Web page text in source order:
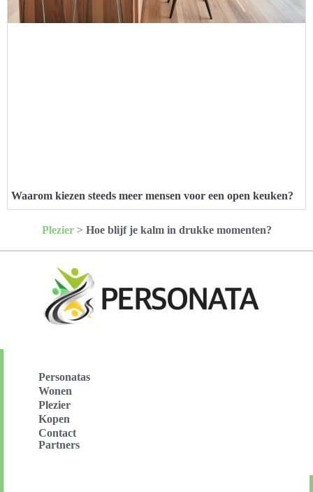
Waarom kiezen steeds meer mensen voor een open keuken?
Plezier> Hoe blijf je kalm in drukke momenten?
Personatas
Wonen
Plezier
Kopen
Contact
Partners